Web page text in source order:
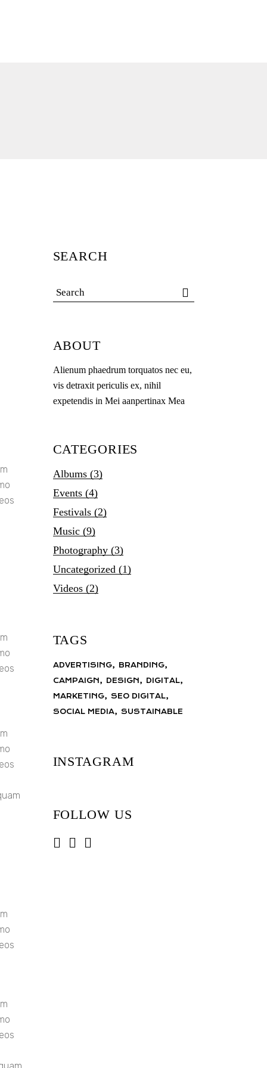
SEARCH
ABOUT
Alienum phaedrum torquatos nec eu,
vis detraxit periculis ex, nihil
expetendis in Mei aanpertinax Mea
CATEGORIES
Albums(3)
Events(4)
Festivals(2)
Music(9)
Photography(3)
Uncategorized(1)
Videos(2)
TAGS
ADVERTISING
BRANDING
CAMPAIGN
DESIGN
DIGITAL
MARKETING
SEO DIGITAL
SOCIAL MEDIA
SUSTAINABLE
INSTAGRAM
FOLLOW US